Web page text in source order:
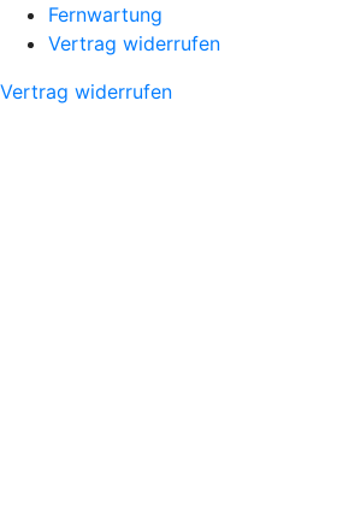
Fernwartung
Vertrag widerrufen
Vertrag widerrufen